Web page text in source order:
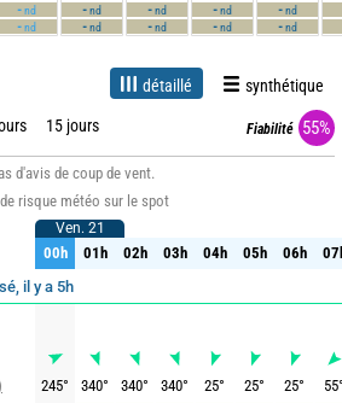
-nd
-nd
-nd
-nd
-nd
-nd
-nd
-nd
-nd
-nd
détaillé synthétique
15 jours Fiabilité 55%
d'avis de coup de vent.
risque météo sur le spot
il y a 5h
Ven. 21
00h 01h 02h 03h 04h 05h 06h
Ven. 21
00h 01h 02h 03h 04h 05h 06h
245° 340° 340° 340° 25° 25° 25° 55